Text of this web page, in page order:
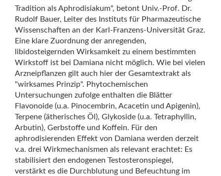
Tradition als Aphrodisiakum", betont Univ.-Prof. Dr.
Rudolf Bauer, Leiter des Instituts für Pharmazeutische
Wissenschaften an der Karl-Franzens-Universität Graz.
Eine klare Zuordnung der anregenden,
libidosteigernden Wirksamkeit zu einem bestimmten
Wirkstoff ist bei Damiana nicht möglich. Wie bei vielen
Arzneipflanzen gilt auch hier der Gesamtextrakt als
"wirksames Prinzip". Phytochemischen
Untersuchungen zufolge enthalten die Blätter
Flavonoide (u.a. Pinocembrin, Acacetin und Apigenin),
Terpene (ätherisches Öl), Glykoside (u.a. Tetraphyllin,
Arbutin), Gerbstoffe und Koffein. Für den
aphrodisierenden Effekt von Damiana werden derzeit
v.a. drei Wirkmechanismen als relevant erachtet: Es
stabilisiert den endogenen Testosteronspiegel,
verstärkt es die Durchblutung und Befeuchtung im